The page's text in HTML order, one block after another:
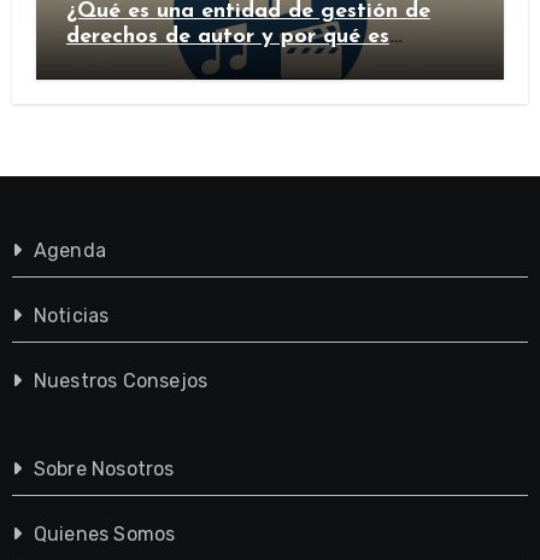
¿Qué es una entidad de gestión de
derechos de autor y por qué es
importante?
Agenda
Noticias
Nuestros Consejos
Sobre Nosotros
Quienes Somos